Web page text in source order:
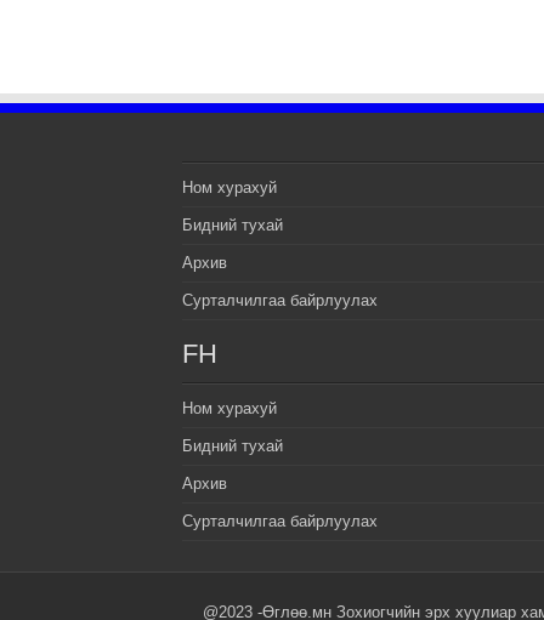
Ном хурахуй
Бидний тухай
Архив
Сурталчилгаа байрлуулах
FH
Ном хурахуй
Бидний тухай
Архив
Сурталчилгаа байрлуулах
@2023 -Өглөө.мн Зохиогчийн эрх хуулиар